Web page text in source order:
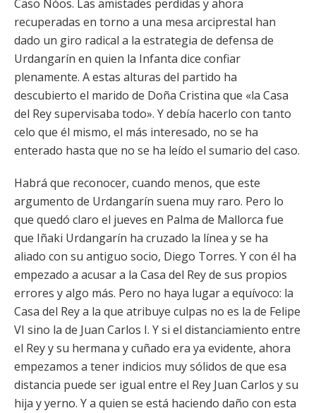
Caso Nóos. Las amistades perdidas y ahora
recuperadas en torno a una mesa arciprestal han
dado un giro radical a la estrategia de defensa de
Urdangarín en quien la Infanta dice confiar
plenamente. A estas alturas del partido ha
descubierto el marido de Doña Cristina que «la Casa
del Rey supervisaba todo». Y debía hacerlo con tanto
celo que él mismo, el más interesado, no se ha
enterado hasta que no se ha leído el sumario del caso.
Habrá que reconocer, cuando menos, que este
argumento de Urdangarín suena muy raro. Pero lo
que quedó claro el jueves en Palma de Mallorca fue
que Iñaki Urdangarín ha cruzado la línea y se ha
aliado con su antiguo socio, Diego Torres. Y con él ha
empezado a acusar a la Casa del Rey de sus propios
errores y algo más. Pero no haya lugar a equívoco: la
Casa del Rey a la que atribuye culpas no es la de Felipe
VI sino la de Juan Carlos I. Y si el distanciamiento entre
el Rey y su hermana y cuñado era ya evidente, ahora
empezamos a tener indicios muy sólidos de que esa
distancia puede ser igual entre el Rey Juan Carlos y su
hija y yerno. Y a quien se está haciendo daño con esta